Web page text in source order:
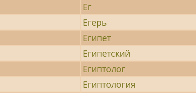
Ег
Егерь
Египет
Египетский
Египтолог
Египтология